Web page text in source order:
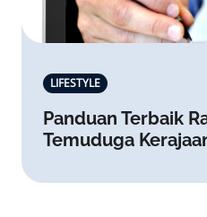
LIFESTYLE
Panduan Terbaik
Temuduga